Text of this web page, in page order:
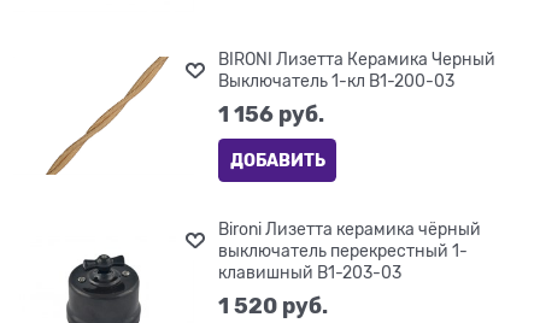
BIRONI Лизетта Керамика Черный
Выключатель 1-кл B1-200-03
1 156 руб.
ДОБАВИТЬ
Bironi Лизетта керамика чёрный
выключатель перекрестный 1-
клавишный B1-203-03
1 520 руб.